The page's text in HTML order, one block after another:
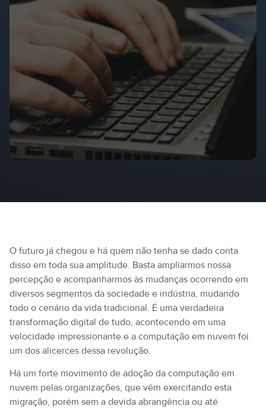
O futuro já chegou e há quem não tenha se dado conta
disso em toda sua amplitude. Basta ampliarmos nossa
percepção e acompanharmos às mudanças ocorrendo em
diversos segmentos da sociedade e indústria, mudando
todo o cenário da vida tradicional. É uma verdadeira
transformação digital de tudo, acontecendo em uma
velocidade impressionante e a computação em nuvem foi
um dos alicerces dessa revolução.
Há um forte movimento de adoção da computação em
nuvem pelas organizações, que vêm exercitando esta
migração, porém sem a devida abrangência ou até